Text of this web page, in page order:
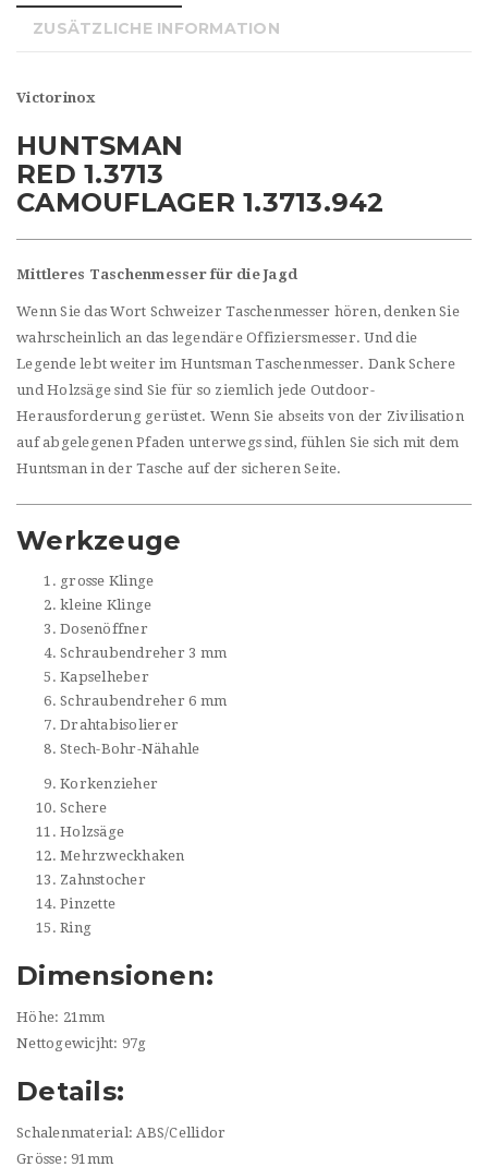
ZUSÄTZLICHE INFORMATION
Victorinox
HUNTSMAN
RED 1.3713
CAMOUFLAGER 1.3713.942
Mittleres Taschenmesser für die Jagd
Wenn Sie das Wort Schweizer Taschenmesser hören, denken Sie
wahrscheinlich an das legendäre Offiziersmesser. Und die
Legende lebt weiter im Huntsman Taschenmesser. Dank Schere
und Holzsäge sind Sie für so ziemlich jede Outdoor-
Herausforderung gerüstet. Wenn Sie abseits von der Zivilisation
auf abgelegenen Pfaden unterwegs sind, fühlen Sie sich mit dem
Huntsman in der Tasche auf der sicheren Seite.
Werkzeuge
grosse Klinge
kleine Klinge
Dosenöffner
Schraubendreher 3 mm
Kapselheber
Schraubendreher 6 mm
Drahtabisolierer
Stech-Bohr-Nähahle
Korkenzieher
Schere
Holzsäge
Mehrzweckhaken
Zahnstocher
Pinzette
Ring
Dimensionen:
Höhe: 21mm
Nettogewicjht: 97g
Details:
Schalenmaterial: ABS/Cellidor
Grösse: 91mm